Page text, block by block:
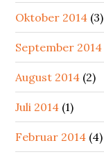
Oktober 2014 (3)
September 2014
August 2014 (2)
Juli 2014 (1)
Februar 2014 (4)